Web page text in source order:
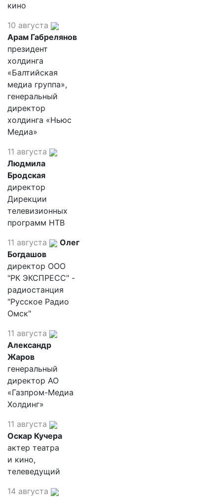
кино
10 августа
Арам Габрелянов
президент
холдинга
«Балтийская
медиа группа»,
генеральный
директор
холдинга «Ньюс
Медиа»
11 августа
Людмила
Бродская
директор
Дирекции
телевизионных
программ НТВ
11 августа
Олег
Богдашов
директор ООО
"РК ЭКСПРЕСС" -
радиостанция
"Русское Радио
Омск"
11 августа
Александр
Жаров
генеральный
директор АО
«Газпром-Медиа
Холдинг»
11 августа
Оскар Кучера
актер театра
и кино,
телеведущий
14 августа